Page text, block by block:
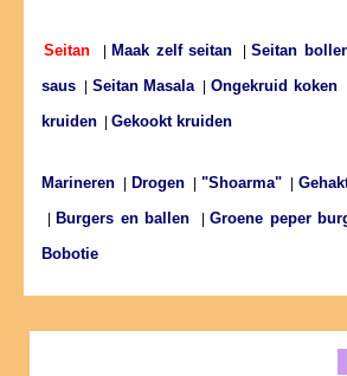
Seitan Maak zelf seitan |Seitan
saus
Seitan Masala|Ongekruid koken
kruiden
Gekookt kruiden
Marineren Drogen "Shoarma"
Burgers en ballen |Groene peper
Bobotie